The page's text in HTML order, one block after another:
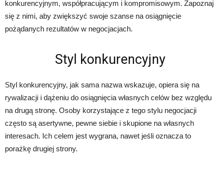
konkurencyjnym, współpracującym i kompromisowym. Zapoznaj
się z nimi, aby zwiększyć swoje szanse na osiągnięcie
pożądanych rezultatów w negocjacjach.
Styl konkurencyjny
Styl konkurencyjny, jak sama nazwa wskazuje, opiera się na
rywalizacji i dążeniu do osiągnięcia własnych celów bez względu
na drugą stronę. Osoby korzystające z tego stylu negocjacji
często są asertywne, pewne siebie i skupione na własnych
interesach. Ich celem jest wygrana, nawet jeśli oznacza to
porażkę drugiej strony.